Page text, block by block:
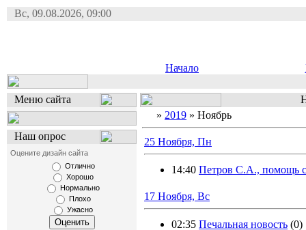
Вс, 09.08.2026, 09:00
Начало
Меню сайта
Наш опрос
Оцените дизайн сайта
Отлично
Хорошо
Нормально
Плохо
Ужасно
» 2019 » Ноябрь
25 Ноября, Пн
14:40 Петров С.А., помощь
17 Ноября, Вс
02:35 Печальная новость (0)